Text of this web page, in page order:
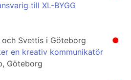
till XL-BYGG
●
Svettis i Göteborg
en kreativ kommunikatör
Göteborg